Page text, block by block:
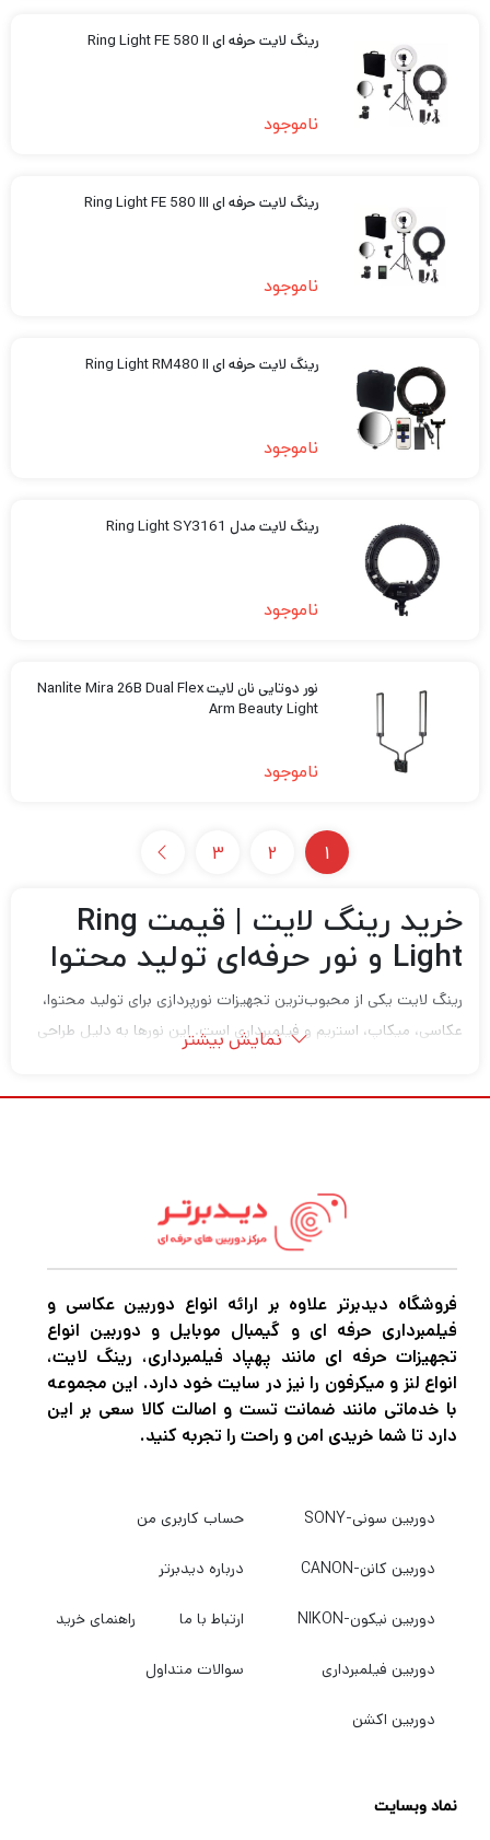
رینگ لایت حرفه ای Ring Light FE 580 II
ناموجود
رینگ لایت حرفه ای Ring Light FE 580 III
ناموجود
رینگ لایت حرفه ای Ring Light RM480 II
ناموجود
رینگ لایت مدل Ring Light SY3161
ناموجود
نور دوتایی نان لایت Nanlite Mira 26B Dual Flex
Arm Beauty Light
ناموجود
1
2
3
خرید رینگ لایت | قیمت Ring
Light و نور حرفه‌ای تولید محتوا
رینگ لایت یکی از محبوب‌ترین تجهیزات نورپردازی برای تولید محتوا،
عکاسی، میکاپ، استریم و فیلمبرداری است. این نورها به دلیل طراحی
و سوژه می‌شوند و کیفیت تصویر را به شکل چشمگیری افزایش
تولیدکنندگان محتوا
میکاپ آرتیست‌ها
استریمرها
عکاسان
کاربران اینستاگرام و یوتیوب
از Ring Light برای نورپردازی حرفه‌ای استفاده می‌کنند.
اصالت و تنوع بالا مشاهده و خریداری کنید.
رینگ لایت چیست؟
رینگ لایت یا Ring Light نوعی نور LED دایره‌ای شکل است که نور را
این تجهیزات برای:
میکاپ
نمایش بیشتر
فروشگاه دیدبرتر علاوه بر ارائه انواع دوربین عکاسی و
فیلمبرداری حرفه ای و گیمبال موبایل و دوربین انواع
تجهیزات حرفه ای مانند پهپاد فیلمبرداری، رینگ لایت،
انواع لنز و میکرفون را نیز در سایت خود دارد. این مجموعه
با خدماتی مانند ضمانت تست و اصالت کالا سعی بر این
دارد تا شما خریدی امن و راحت را تجربه کنید.
دوربین سونی-SONY
دوربین کانن-CANON
دوربین نیکون-NIKON
دوربین فیلمبرداری
دوربین اکشن
حساب کاربری من
درباره دیدبرتر
ارتباط با ما راهنمای خرید
سوالات متداول
نماد وبسایت